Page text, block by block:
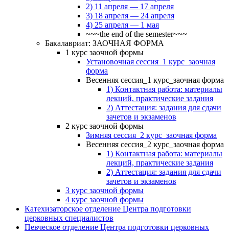
2) 11 апреля — 17 апреля
3) 18 апреля — 24 апреля
4) 25 апреля — 1 мая
~~~the end of the semester~~~
Бакалавриат: ЗАОЧНАЯ ФОРМА
1 курс заочной формы
Установочная сессия_1 курс_заочная
форма
Весенняя сессия_1 курс_заочная форма
1) Контактная работа: материалы
лекций, практические задания
2) Аттестация: задания для сдачи
зачетов и экзаменов
2 курс заочной формы
Зимняя сессия_2 курс_заочная форма
Весенняя сессия_2 курс_заочная форма
1) Контактная работа: материалы
лекций, практические задания
2) Аттестация: задания для сдачи
зачетов и экзаменов
3 курс заочной формы
4 курс заочной формы
Катехизаторское отделение Центра подготовки
церковных специалистов
Певческое отделение Центра подготовки церковных